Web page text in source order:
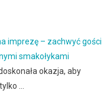
imprezę – zachwyć gości
smakołykami
okazja, aby
…